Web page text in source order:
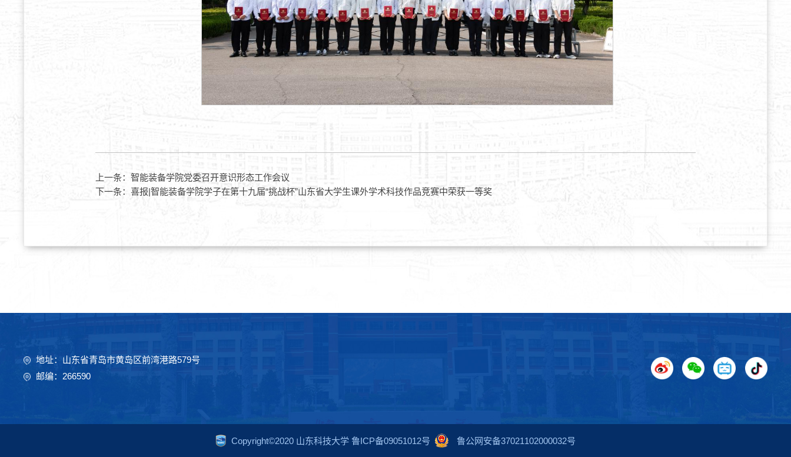
上一条： 智能装备学院党委召开意识形态工作会议
下一条： 喜报|智能装备学院学子在第十九届“挑战杯”山东省大学生课外学术科技作品竞赛中荣获一等奖
地址：山东省青岛市黄岛区前湾港路579号
邮编：266590
Copyright©2020 山东科技大学 鲁ICP备09051012号 鲁公网安备37021102000032号